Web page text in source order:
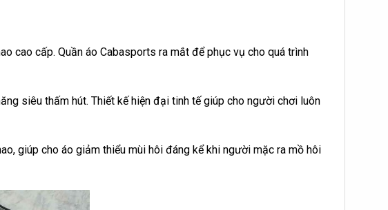
cao cấp. Quần áo Cabasports ra mắt để phục vụ cho quá trình
siêu thấm hút. Thiết kế hiện đại tinh tế giúp cho người chơi luôn
giúp cho áo giảm thiểu mùi hôi đáng kể khi người mặc ra mồ hôi